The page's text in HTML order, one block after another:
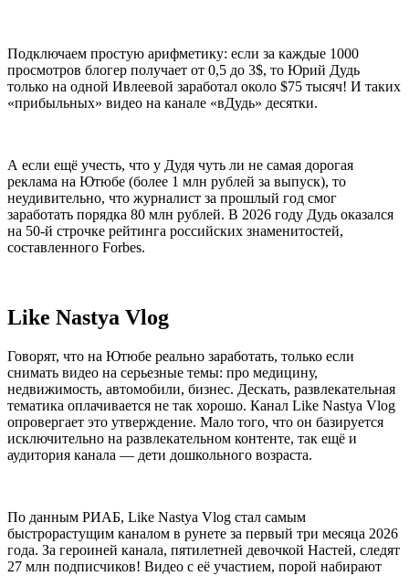
Подключаем простую арифметику: если за каждые 1000
просмотров блогер получает от 0,5 до 3$, то Юрий Дудь
только на одной Ивлеевой заработал около $75 тысяч! И таких
«прибыльных» видео на канале «вДудь» десятки.
А если ещё учесть, что у Дудя чуть ли не самая дорогая
реклама на Ютюбе (более 1 млн рублей за выпуск), то
неудивительно, что журналист за прошлый год смог
заработать порядка 80 млн рублей. В 2026 году Дудь оказался
на 50-й строчке рейтинга российских знаменитостей,
составленного Forbes.
Like Nastya Vlog
Говорят, что на Ютюбе реально заработать, только если
снимать видео на серьезные темы: про медицину,
недвижимость, автомобили, бизнес. Дескать, развлекательная
тематика оплачивается не так хорошо. Канал Like Nastya Vlog
опровергает это утверждение. Мало того, что он базируется
исключительно на развлекательном контенте, так ещё и
аудитория канала — дети дошкольного возраста.
По данным РИАБ, Like Nastya Vlog стал самым
быстрорастущим каналом в рунете за первый три месяца 2026
года. За героиней канала, пятилетней девочкой Настей, следят
27 млн подписчиков! Видео с её участием, порой набирают